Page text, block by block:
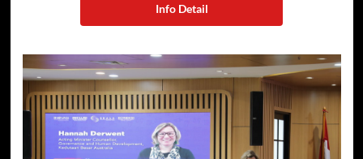
Info Detail